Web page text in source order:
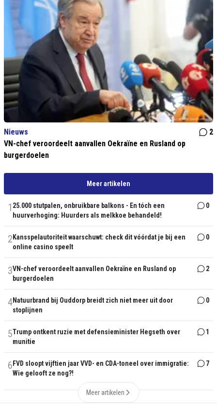
Nieuws
2
VN-chef veroordeelt aanvallen Oekraïne en Rusland op
burgerdoelen
Meer artikelen
1 25.000 stutpalen, onbruikbare balkons - En tóch een
huurverhoging: Huurders als melkkoe behandeld!
0
2 Kansspelautoriteit waarschuwt: check dit vóórdat je bij een
online casino speelt
0
3VN-chef veroordeelt aanvallen Oekraïne en Rusland op
burgerdoelen
2
4Natuurbrand bij Ouddorp breidt zich niet meer uit door
stoplijnen
0
5Trump ontkent ruzie met defensieminister Hegseth over
munitie
1
6 FVD sloopt vijftien jaar VVD- en CDA-toneel over immigratie:
Wie gelooft ze nog?!
7
Meer artikelen